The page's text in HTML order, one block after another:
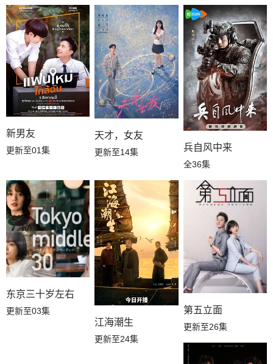
新男友
更新至01集
天才，女友
更新至14集 兵自风中来
全36集
东京三十岁左右
更新至03集
江海潮生
更新至24集
第五立面
更新至26集